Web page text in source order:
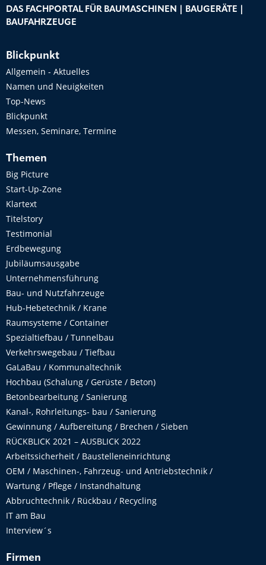
DAS FACHPORTAL FÜR BAUMASCHINEN | BAUGERÄTE |
BAUFAHRZEUGE
Blickpunkt
Allgemein - Aktuelles
Namen und Neuigkeiten
Top-News
Blickpunkt
Messen, Seminare, Termine
Themen
Big Picture
Start-Up-Zone
Klartext
Titelstory
Testimonial
Erdbewegung
Jubiläumsausgabe
Unternehmensführung
Bau- und Nutzfahrzeuge
Hub-Hebetechnik / Krane
Raumsysteme / Container
Spezialtiefbau / Tunnelbau
Verkehrswegebau / Tiefbau
GaLaBau / Kommunaltechnik
Hochbau (Schalung / Gerüste / Beton)
Betonbearbeitung / Sanierung
Kanal-, Rohrleitungs- bau / Sanierung
Gewinnung / Aufbereitung / Brechen / Sieben
RÜCKBLICK 2021 – AUSBLICK 2022
Arbeitssicherheit / Baustelleneinrichtung
OEM / Maschinen-, Fahrzeug- und Antriebstechnik /
Wartung / Pflege / Instandhaltung
Abbruchtechnik / Rückbau / Recycling
IT am Bau
Interview´s
Firmen